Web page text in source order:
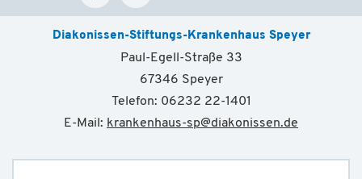
Diakonissen-Stiftungs-Krankenhaus Speyer
Paul-Egell-Straße 33
67346 Speyer
Telefon: 06232 22-1401
E-Mail: krankenhaus-sp@diakonissen.de